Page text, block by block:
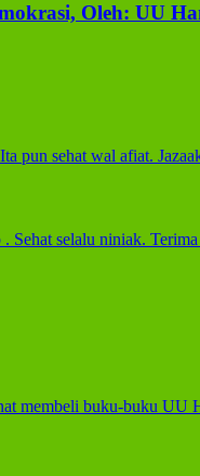
Oleh: UU
pun sehat wal afiat.
selalu niniak.
membeli buku-buku UU